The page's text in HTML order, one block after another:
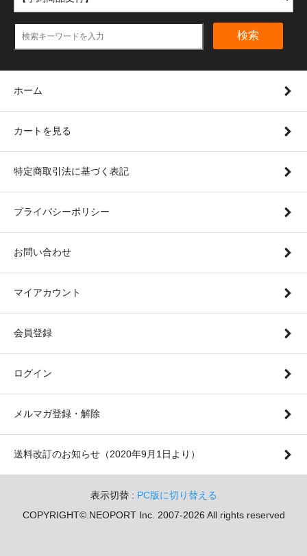
検索
ホーム
カートを見る
特定商取引法に基づく表記
プライバシーポリシー
お問い合わせ
マイアカウント
会員登録
ログイン
メルマガ登録・解除
送料改訂のお知らせ（2020年9月1日より）
表示切替 : PC版に切り替える
COPYRIGHT©.NEOPORT Inc. 2007-2026 All rights reserved